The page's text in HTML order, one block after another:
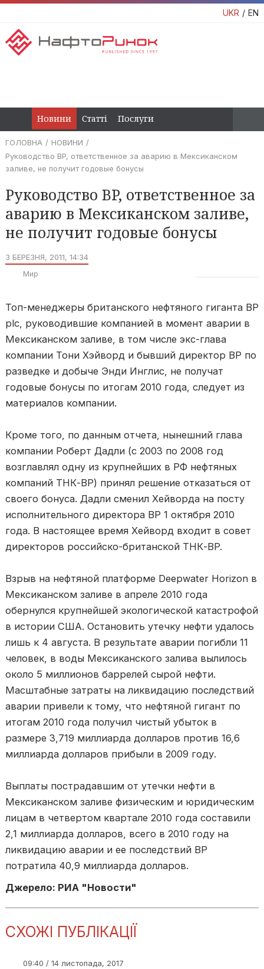
UKR EN
Новини Статті Послуги
ГОЛОВНА
НОВИНИ
Руководство BP, ответственное за аварию в Мексиканском
заливе, не получит годовые бонусы
Руководство BP, ответственное за
аварию в Мексиканском заливе,
не получит годовые бонусы
3 БЕРЕЗНЯ, 2011, 14:34
Мир
Топ-менеджеры британского нефтяного гиганта BP
plc, руководившие компанией в момент аварии в
Мексиканском заливе, в том числе экс-глава
компании Тони Хэйворд и бывший директор ВР по
разведке и добыче Энди Инглис, не получат
годовые бонусы по итогам 2010 года, следует из
материалов компании.
Кроме того, по данным отчета, нынешний глава
компании Роберт Дадли (с 2003 по 2008 год
возглавлял одну из крупнейших в РФ нефтяных
компаний ТНК-ВР) принял решение отказаться от
своего бонуса. Дадли сменил Хейворда на посту
исполнительного директора BP 1 октября 2010
года. В настоящее время Хейворд входит в совет
директоров российско-британской ТНК-BP.
Взрыв на нефтяной платформе Deepwater Horizon в
Мексиканском заливе в апреле 2010 года
обернулся крупнейшей экологической катастрофой
в истории США. Остановить утечку нефти удалось
лишь к 4 августа. В результате аварии погибли 11
человек, в воды Мексиканского залива вылилось
около 5 миллионов баррелей сырой нефти.
Масштабные затраты на ликвидацию последствий
аварии привели к тому, что нефтяной гигант по
итогам 2010 года получил чистый убыток в
размере 3,719 миллиарда долларов против 16,6
миллиарда долларов прибыли в 2009 году.
Выплаты пострадавшим от утечки нефти в
Мексиканском заливе физическим и юридическим
лицам в четвертом квартале 2010 года составили
2,1 миллиарда долларов, всего в 2010 году на
ликвидацию аварии и ее последствий BP
потратила 40,9 миллиарда долларов.
Джерело: РИА "Новости"
СХОЖІ ПУБЛІКАЦІЇ
09:40 / 14 листопада, 2017